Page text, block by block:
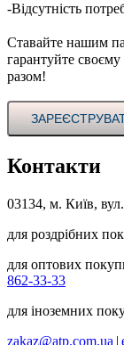
-Відсутність
Ставайте нашим
гарантуйте своєму
разом!
Контакти
03134, м. Київ,
для роздрібних
для оптових
862-33-33
для іноземних
zakaz@atp.com.ua |